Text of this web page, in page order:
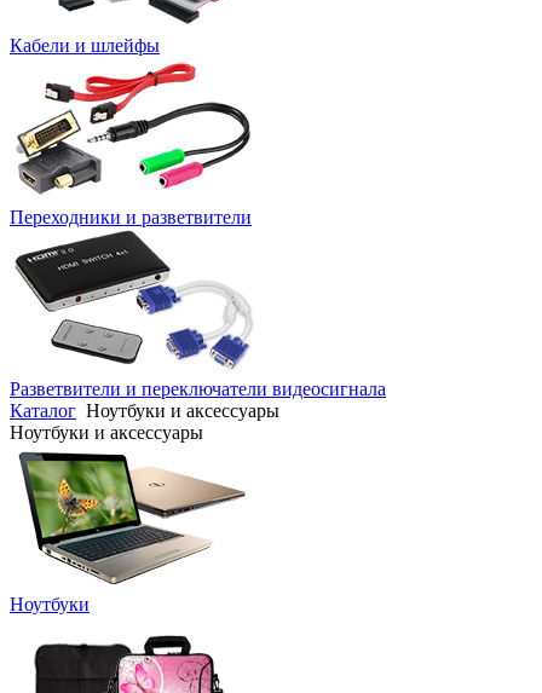
Кабели и шлейфы
Переходники и разветвители
Разветвители и переключатели видеосигнала
Каталог Ноутбуки и аксессуары
Ноутбуки и аксессуары
Ноутбуки